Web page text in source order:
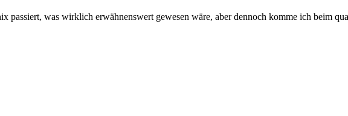
passiert, was wirklich erwähnenswert gewesen wäre, aber dennoch komme ich beim